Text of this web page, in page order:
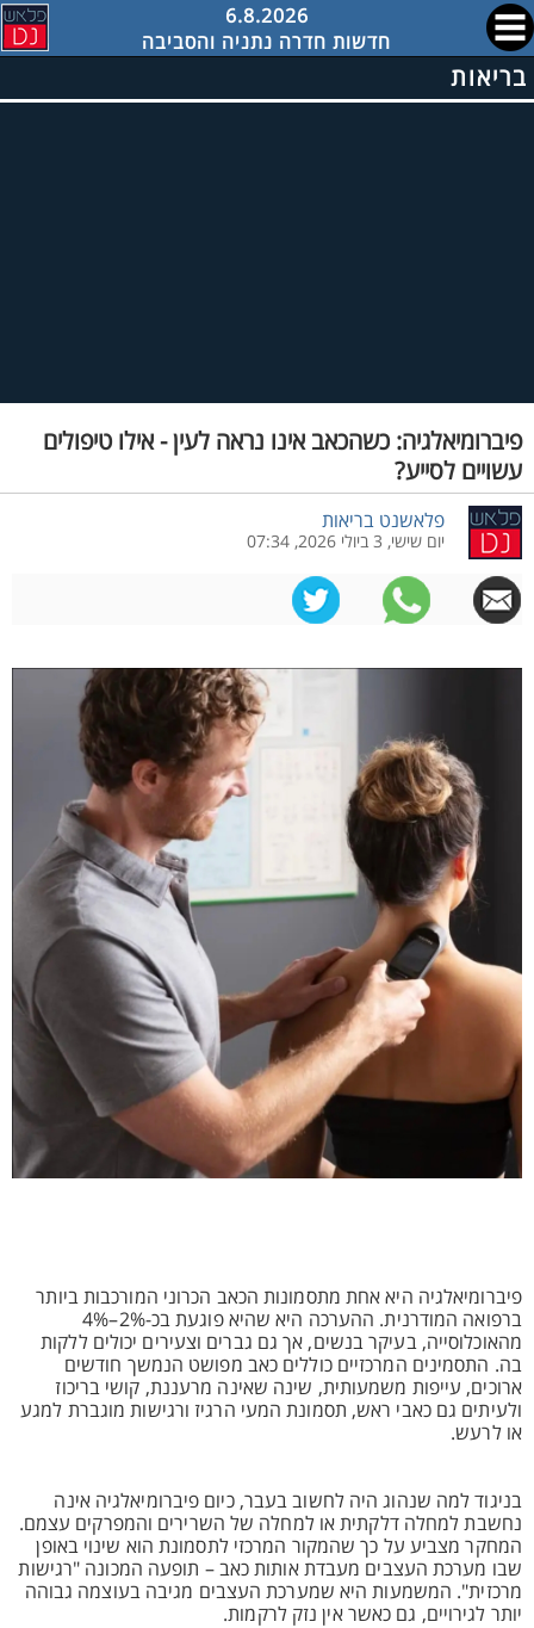
6.8.2026
חדשות חדרה נתניה והסביבה
בריאות
פיברומיאלגיה: כשהכאב אינו נראה לעין - אילו טיפולים
עשויים לסייע?
פלאשנט בריאות
יום שישי, 3 ביולי 2026, 07:34
פיברומיאלגיה היא אחת מתסמונות הכאב הכרוני המורכבות ביותר
ברפואה המודרנית. ההערכה היא שהיא פוגעת בכ-2%–4%
מהאוכלוסייה, בעיקר בנשים, אך גם גברים וצעירים יכולים ללקות
בה. התסמינים המרכזיים כוללים כאב מפושט הנמשך חודשים
ארוכים, עייפות משמעותית, שינה שאינה מרעננת, קושי בריכוז
ולעיתים גם כאבי ראש, תסמונת המעי הרגיז ורגישות מוגברת למגע
או לרעש.
בניגוד למה שנהוג היה לחשוב בעבר, כיום פיברומיאלגיה אינה
נחשבת למחלה דלקתית או למחלה של השרירים והמפרקים עצמם.
המחקר מצביע על כך שהמקור המרכזי לתסמונת הוא שינוי באופן
שבו מערכת העצבים מעבדת אותות כאב – תופעה המכונה "רגישות
מרכזית". המשמעות היא שמערכת העצבים מגיבה בעוצמה גבוהה
יותר לגירויים, גם כאשר אין נזק לרקמות.